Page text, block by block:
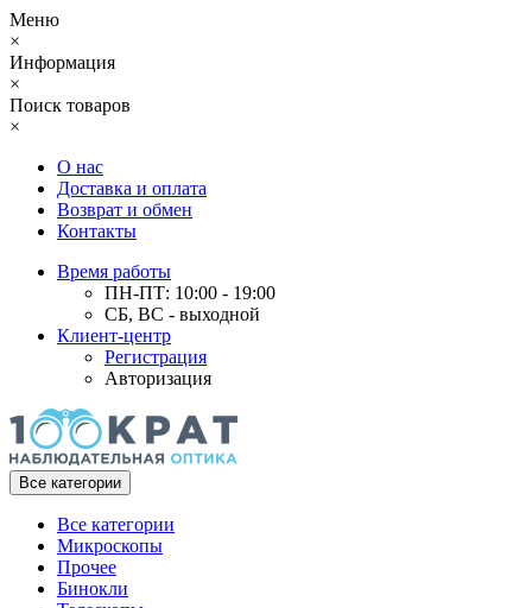
Меню
×
Информация
×
Поиск товаров
×
О нас
Доставка и оплата
Возврат и обмен
Контакты
Время работы
ПН-ПТ: 10:00 - 19:00
СБ, ВС - выходной
Клиент-центр
Регистрация
Авторизация
Все категории
Все категории
Микроскопы
Прочее
Бинокли